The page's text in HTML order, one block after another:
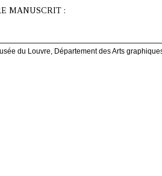
MANUSCRIT :
du Louvre, Département des Arts